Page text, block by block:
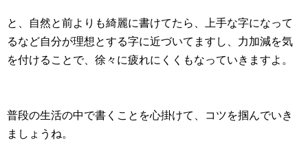
と、自然と前よりも綺麗に書けてたら、上手な字になって
るなど自分が理想とする字に近づいてますし、力加減を気
を付けることで、徐々に疲れにくくもなっていきますよ。
普段の生活の中で書くことを心掛けて、コツを掴んでいき
ましょうね。